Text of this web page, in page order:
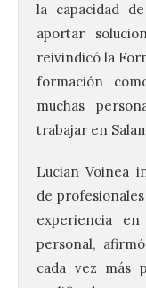
la capacidad
aportar
reivindicó la
formación
muchas
trabajar en
Lucian Voinea
de
experiencia
personal,
cada vez más